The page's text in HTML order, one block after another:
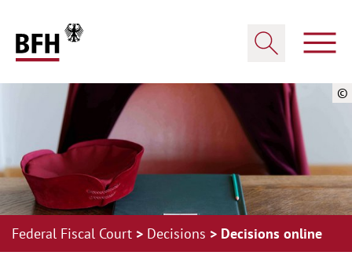
©
Federal Fiscal Court Decisions Decisions online